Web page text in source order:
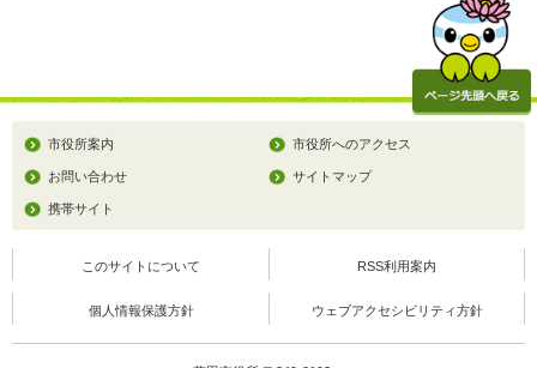
市役所案内 市役所へのアクセス
お問い合わせ サイトマップ
携帯サイト
このサイトについて RSS利用案内
個人情報保護方針 ウェブアクセシビリティ方針